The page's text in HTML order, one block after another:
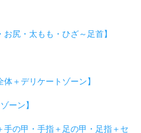
尻・太もも・ひざ～足首】
＋デリケートゾーン】
ーン】
の甲・手指＋足の甲・足指＋セ